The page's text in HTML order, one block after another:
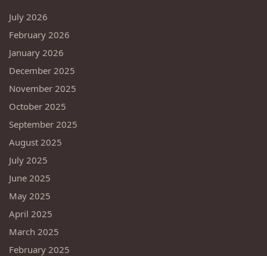
July 2026
February 2026
January 2026
December 2025
November 2025
October 2025
September 2025
August 2025
July 2025
June 2025
May 2025
April 2025
March 2025
February 2025